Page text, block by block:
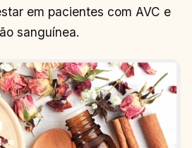
em pacientes com AVC e
sanguínea.